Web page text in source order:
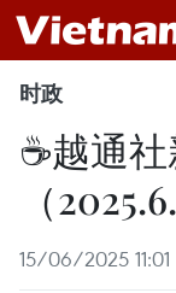
时政
☕️越通
（
15/06/2025 11:01